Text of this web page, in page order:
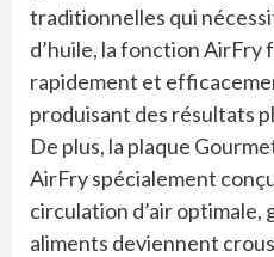
traditionnelles qui
d’huile, la fonction AirFry
rapidement et
produisant des résultats
De plus, la plaque
AirFry spécialement
circulation d’air optimale,
aliments deviennent